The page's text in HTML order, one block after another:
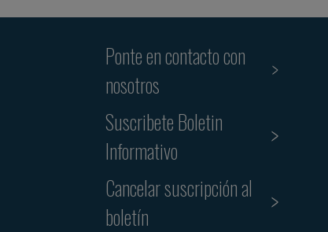
Ponte en contacto con
nosotros
Suscribete Boletin
Informativo
Cancelar suscripción al
boletín